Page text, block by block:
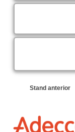
Stand anterior